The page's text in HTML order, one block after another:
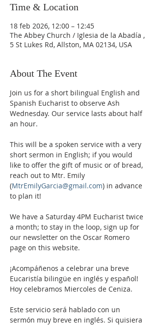
Time & Location
18 feb 2026, 12:00 – 12:45
The Abbey Church / Iglesia de la Abadía ,
5 St Lukes Rd, Allston, MA 02134, USA
About The Event
Join us for a short bilingual English and
Spanish Eucharist to observe Ash
Wednesday. Our service lasts about half
an hour.
This will be a spoken service with a very
short sermon in English; if you would
like to offer the gift of music or of bread,
reach out to Mtr. Emily
(MtrEmilyGarcia@gmail.com) in advance
to plan it!
We have a Saturday 4PM Eucharist twice
a month; to stay in the loop, sign up for
our newsletter on the Oscar Romero
page on this website.
¡Acompáñenos a celebrar una breve
Eucaristía bilingüe en inglés y español!
Hoy celebramos Miercoles de Ceniza.
Este servicio será hablado con un
sermón muy breve en inglés. Si quisiera